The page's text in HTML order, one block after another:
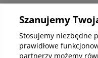
Kup
Szanujemy
Stosujemy niezbędne
prawidłowe
partnerzy możemy